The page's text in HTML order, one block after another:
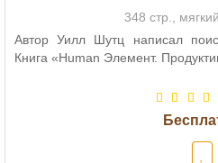
348 стр.,
Автор Уилл Шутц написал
Книга «Human Элемент.